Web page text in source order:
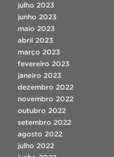
julho 2023
junho 2023
maio 2023
abril 2023
março 2023
fevereiro 2023
janeiro 2023
dezembro 2022
novembro 2022
outubro 2022
setembro 2022
agosto 2022
julho 2022